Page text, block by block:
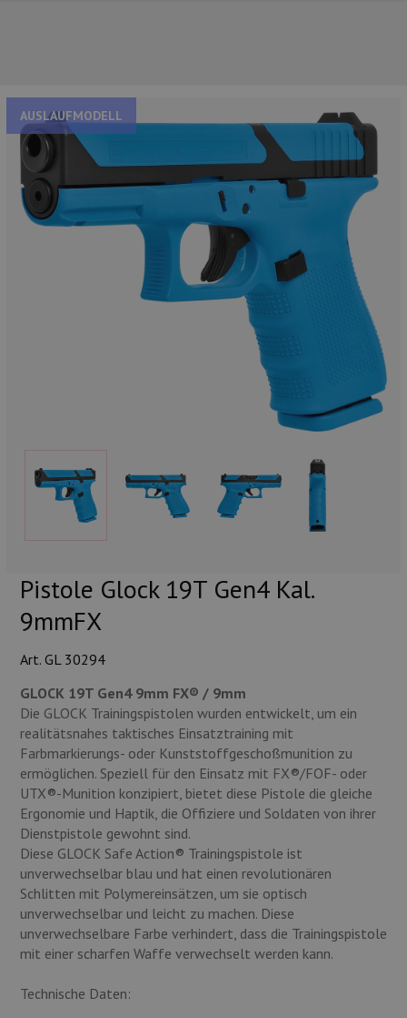
AUSLAUFMODELL
Pistole Glock 19T Gen4 Kal.
9mmFX
Art. GL 30294
GLOCK 19T Gen4 9mm FX® / 9mm
Die GLOCK Trainingspistolen wurden entwickelt, um ein
realitätsnahes taktisches Einsatztraining mit
Farbmarkierungs- oder Kunststoffgeschoßmunition zu
ermöglichen. Speziell für den Einsatz mit FX®/FOF- oder
UTX®-Munition konzipiert, bietet diese Pistole die gleiche
Ergonomie und Haptik, die Offiziere und Soldaten von ihrer
Dienstpistole gewohnt sind.
Diese GLOCK Safe Action® Trainingspistole ist
unverwechselbar blau und hat einen revolutionären
Schlitten mit Polymereinsätzen, um sie optisch
unverwechselbar und leicht zu machen. Diese
unverwechselbare Farbe verhindert, dass die Trainingspistole
mit einer scharfen Waffe verwechselt werden kann.
Technische Daten:
UNSERE TOP-MARKEN
Waffen
Lampen und Zubehör